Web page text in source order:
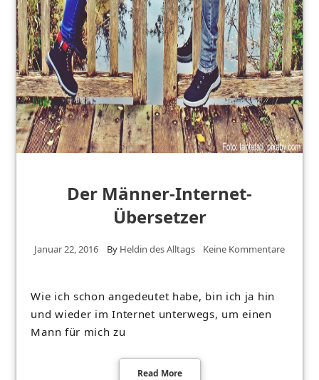
Der Männer-Internet-
Übersetzer
Januar 22, 2016 By Heldin des Alltags Keine Kommentare
Wie ich schon angedeutet habe, bin ich ja hin
und wieder im Internet unterwegs, um einen
Mann für mich zu
Read More